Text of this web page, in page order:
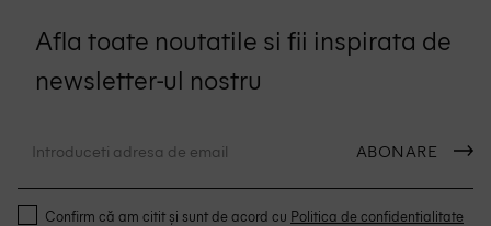
Afla toate noutatile si fii inspirata de
newsletter-ul nostru
ABONARE
Confirm că am citit și sunt de acord cu Politica de confidentialitate